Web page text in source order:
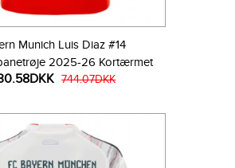
Munich Luis Diaz #14
2025-26 Kortærmet
744.07DKK